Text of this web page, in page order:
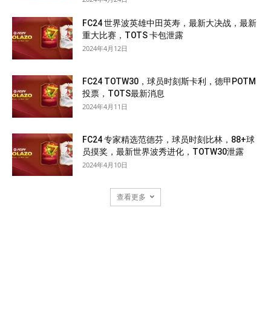
FC24 世界波英雄中田英寿，最新大决战，最新
重大比赛，TOTS 卡包泄露
2024年4月12日
FC24 TOTW30，球员时刻斯卡利，德甲POTM
投票，TOTS最新消息
2024年4月11日
FC24 专家精选范德芬，球员时刻比林，88+球
员摸奖，最新世界波秀进化，TOTW30泄露
2024年4月10日
查看更多